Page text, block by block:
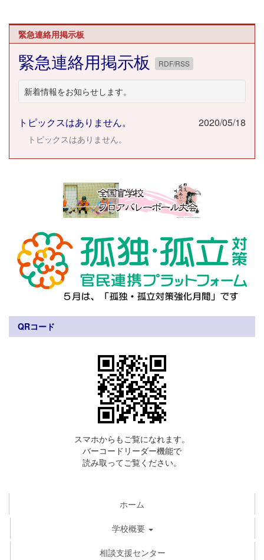
緊急連絡用掲示板
緊急連絡用掲示板 RDF/RSS
新着情報をお知らせします。
トピックスはありません。 2020/05/18
トピックスはありません。
QRコード
スマホからもご覧になれます。
バーコードリーダー機能で
読み取ってご覧ください。
ホーム
学校概要
相談支援センター